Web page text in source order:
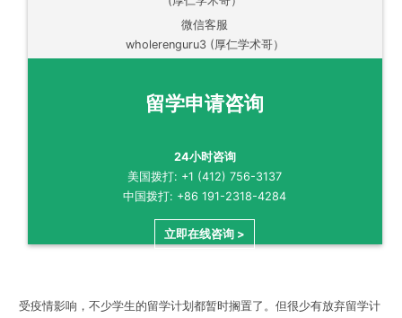
微信客服
wholerenguru3 (厚仁学术哥）
留学申请咨询
24小时咨询
美国拨打: +1 (412) 756-3137
中国拨打: +86 191-2318-4284
立即在线咨询 >
受疫情影响，不少学生的留学计划都暂时搁置了。但很少有放弃留学计